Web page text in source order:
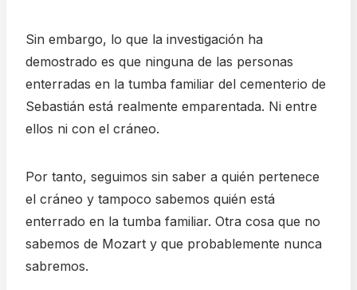
Sin embargo, lo que la investigación ha
demostrado es que ninguna de las personas
enterradas en la tumba familiar del cementerio de
Sebastián está realmente emparentada. Ni entre
ellos ni con el cráneo.
Por tanto, seguimos sin saber a quién pertenece
el cráneo y tampoco sabemos quién está
enterrado en la tumba familiar. Otra cosa que no
sabemos de Mozart y que probablemente nunca
sabremos.